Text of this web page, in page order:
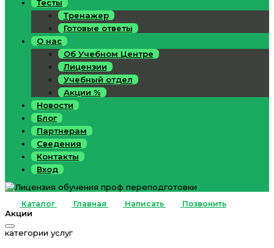
Тесты
Тренажер
Готовые ответы
О нас
Об Учебном Центре
Лицензии
Учебный отдел
Акции %
Новости
Блог
Партнерам
Сведения
Контакты
Вход
Каталог Главная Написать Позвонить
Акции
категории услуг